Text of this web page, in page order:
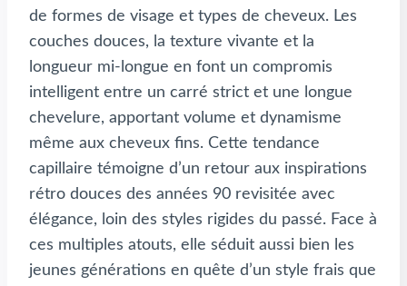
de formes de visage et types de cheveux. Les
couches douces, la texture vivante et la
longueur mi-longue en font un compromis
intelligent entre un carré strict et une longue
chevelure, apportant volume et dynamisme
même aux cheveux fins. Cette tendance
capillaire témoigne d’un retour aux inspirations
rétro douces des années 90 revisitée avec
élégance, loin des styles rigides du passé. Face à
ces multiples atouts, elle séduit aussi bien les
jeunes générations en quête d’un style frais que